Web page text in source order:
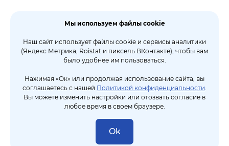
Мы используем файлы cookie
Наш сайт использует файлы cookie и сервисы аналитики
(Яндекс Метрика, Roistat и пиксель ВКонтакте), чтобы вам
было удобнее им пользоваться.
Нажимая «Ок» или продолжая использование сайта, вы
соглашаетесь с нашей Политикой конфиденциальности.
Вы можете изменить настройки или отозвать согласие в
любое время в своем браузере.
Ok